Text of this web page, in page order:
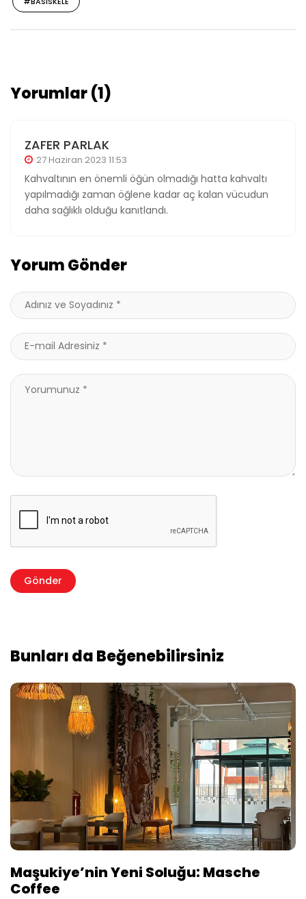
Yorumlar (1)
ZAFER PARLAK
27 Haziran 2023 11:53
Kahvaltının en önemli öğün olmadığı hatta kahvaltı
yapılmadığı zaman öğlene kadar aç kalan vücudun
daha sağlıklı olduğu kanıtlandı.
Yorum Gönder
Bunları da Beğenebilirsiniz
Maşukiye’nin Yeni Soluğu: Masche
Coffee